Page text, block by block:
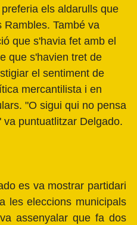
els aldarulls que
Rambles. També va
que s'havia fet amb el
que s'havien tret de
el sentiment de
mercantilista i en
"O sigui qui no pensa
puntuatlitzar Delgado.
es va mostrar partidari
les eleccions municipals
assenyalar que fa dos